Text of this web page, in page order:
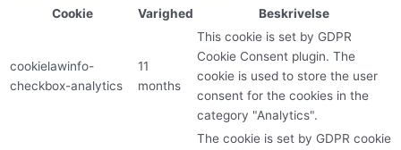
Cookie
Varighed Beskrivelse
cookielawinfo-
checkbox-analytics
11
months
This cookie is set by GDPR
Cookie Consent plugin. The
cookie is used to store the user
consent for the cookies in the
category "Analytics".
The cookie is set by GDPR cookie